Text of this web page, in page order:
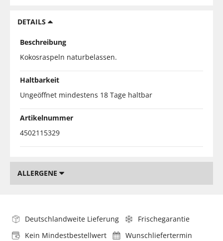
DETAILS
Beschreibung
Kokosraspeln naturbelassen.
Haltbarkeit
Ungeöffnet mindestens 18 Tage haltbar
Artikelnummer
4502115329
ALLERGENE
Deutschlandweite Lieferung
Frischegarantie
Kein Mindestbestellwert
Wunschliefertermin